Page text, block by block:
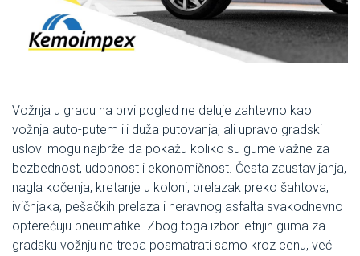
Vožnja u gradu na prvi pogled ne deluje zahtevno kao
vožnja auto-putem ili duža putovanja, ali upravo gradski
uslovi mogu najbrže da pokažu koliko su gume važne za
bezbednost, udobnost i ekonomičnost. Česta zaustavljanja,
nagla kočenja, kretanje u koloni, prelazak preko šahtova,
ivičnjaka, pešačkih prelaza i neravnog asfalta svakodnevno
opterećuju pneumatike. Zbog toga izbor letnjih guma za
gradsku vožnju ne treba posmatrati samo kroz cenu, već